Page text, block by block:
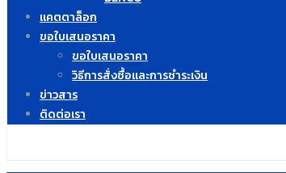
แคตตาล็อก
ขอใบเสนอราคา
ขอใบเสนอราคา
วิธีการสั่งซื้อและการชำระเงิน
ข่าวสาร
ติดต่อเรา